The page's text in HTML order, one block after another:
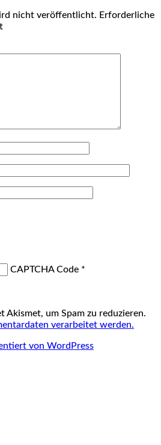
nicht veröffentlicht. Erforderliche
CAPTCHA Code *
Akismet, um Spam zu reduzieren.
verarbeitet werden.
von WordPress